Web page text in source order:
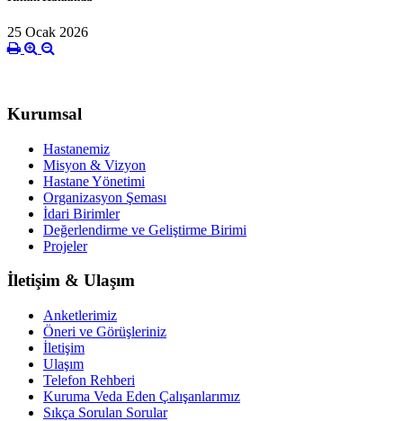
25 Ocak 2026
Kurumsal
Hastanemiz
Misyon & Vizyon
Hastane Yönetimi
Organizasyon Şeması
İdari Birimler
Değerlendirme ve Geliştirme Birimi
Projeler
İletişim & Ulaşım
Anketlerimiz
Öneri ve Görüşleriniz
İletişim
Ulaşım
Telefon Rehberi
Kuruma Veda Eden Çalışanlarımız
Sıkça Sorulan Sorular